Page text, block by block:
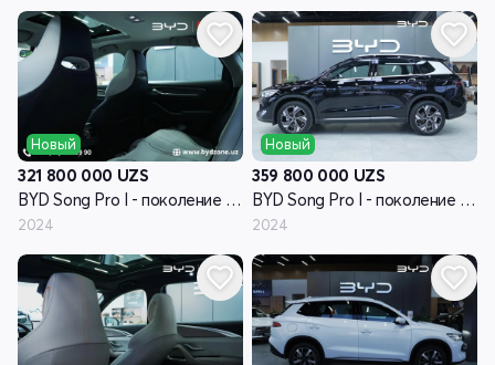
Новый
321 800 000 UZS
BYD Song Pro I - поколение рестайлинг
2024
Новый
359 800 000 UZS
BYD Song Pro I - поколение рестайлинг
2024